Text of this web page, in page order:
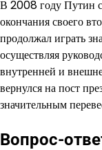
В 2008 году Путин
окончания своего
продолжал играть
осуществляя
внутренней и
вернулся на пост
значительным
Вопрос-